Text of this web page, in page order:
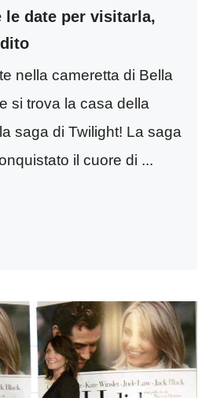
le date per visitarla,
nella cameretta di Bella
si trova la casa della
saga di Twilight! La saga
il cuore di ...